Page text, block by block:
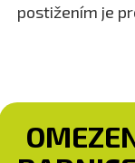
postižením je